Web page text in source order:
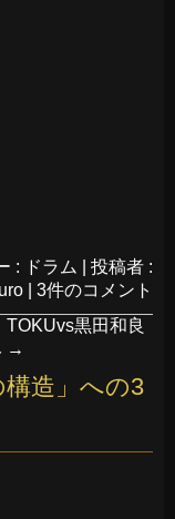
: ドラム
投稿者 :
3件のコメント
黒田和良
→
造 」への3